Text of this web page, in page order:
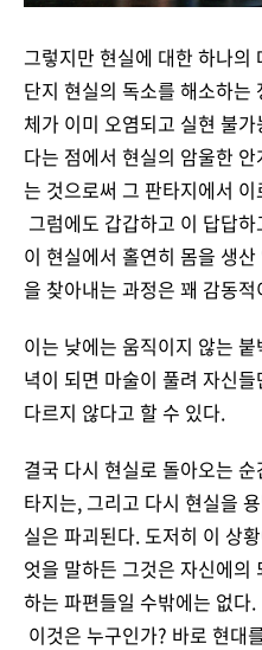
그렇지만 현실에 대한 하나의
단지 현실의 독소를 해소하는
체가 이미 오염되고 실현 불
다는 점에서 현실의 암울한
는 것으로써 그 판타지에서
그럼에도 갑갑하고 이 답답
이 현실에서 홀연히 몸을 생
을 찾아내는 과정은 꽤 감동적
이는 낮에는 움직이지 않는
녁이 되면 마술이 풀려 자신
다르지 않다고 할 수 있다.
결국 다시 현실로 돌아오는
타지는, 그리고 다시 현실을
실은 파괴된다. 도저히 이 상
엇을 말하든 그것은 자신에의
하는 파편들일 수밖에는 없다.
이것은 누구인가? 바로 현대